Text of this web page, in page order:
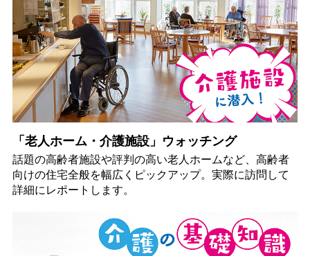
「老人ホーム・介護施設」ウォッチング
話題の高齢者施設や評判の高い老人ホームなど、高齢者
向けの住宅全般を幅広くピックアップ。実際に訪問して
詳細にレポートします。